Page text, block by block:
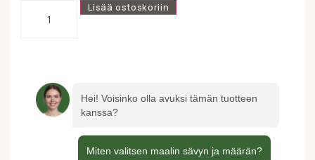
Lisää ostoskoriin